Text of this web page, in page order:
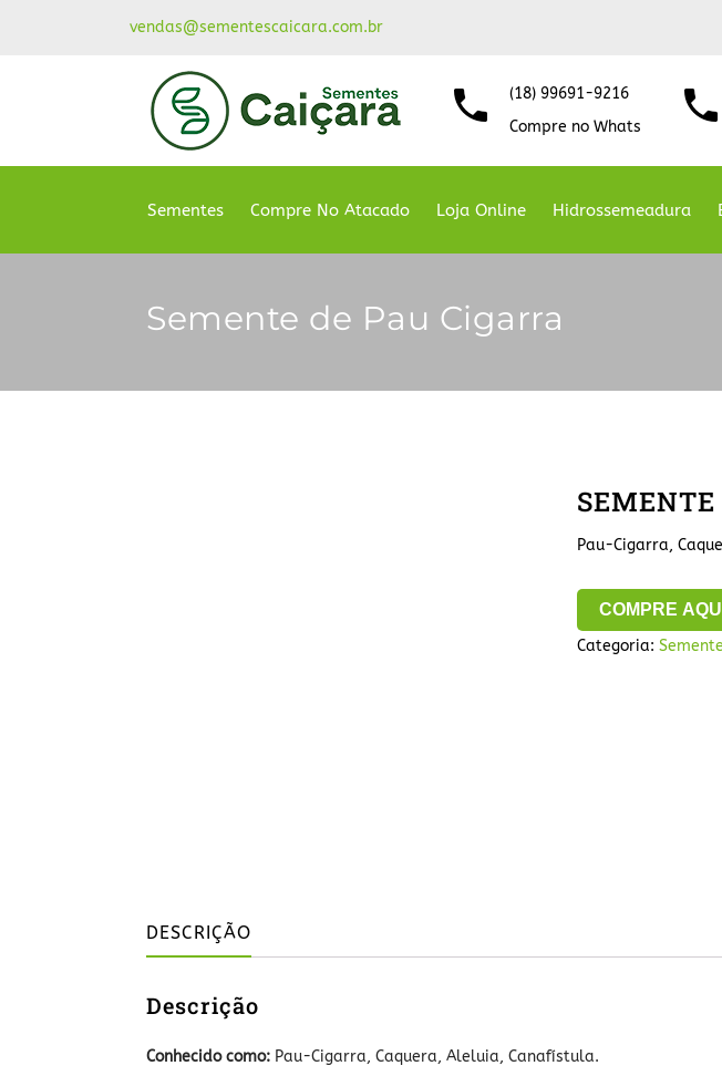
vendas@sementescaicara.com.br
(18) 99691-9216
Compre no Whats
Sementes Compre No Atacado Loja Online Hidrossemeadura
Semente de Pau Cigarra
SEMENTE
Pau-Cigarra,
COMPRE AQUI
Categoria:
DESCRIÇÃO
Descrição
Conhecido como: Pau-Cigarra, Caquera, Aleluia, Canafístula.